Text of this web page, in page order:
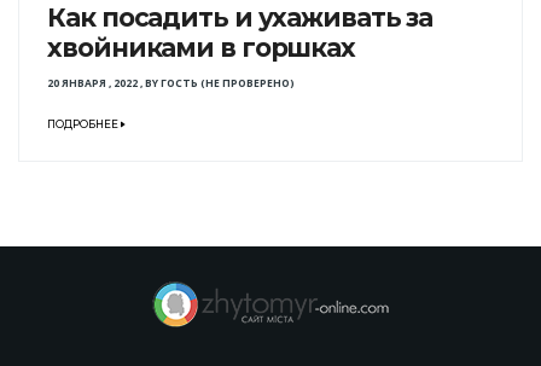
Как посадить и ухаживать за
хвойниками в горшках
20 ЯНВАРЯ , 2022,BYГОСТЬ (НЕ ПРОВЕРЕНО)
ПОДРОБНЕЕ